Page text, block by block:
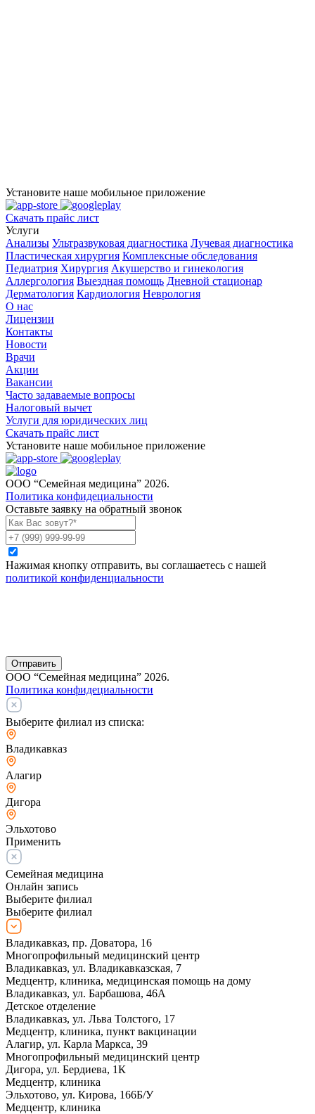
Установите наше мобильное приложение
Скачать прайс лист
Услуги
Анализы Ультразвуковая диагностика Лучевая диагностика
Пластическая хирургия Комплексные обследования
Педиатрия Хирургия Акушерство и гинекология
Аллергология Выездная помощь Дневной стационар
Дерматология Кардиология Неврология
О нас
Лицензии
Контакты
Новости
Врачи
Акции
Вакансии
Часто задаваемые вопросы
Налоговый вычет
Услуги для юридических лиц
Скачать прайс лист
Установите наше мобильное приложение
ООО “Семейная медицина” 2026.
Политика конфидециальности
Оставьте заявку на обратный звонок
Нажимая кнопку отправить, вы соглашаетесь с нашей
политикой конфиденциальности
Отправить
ООО “Семейная медицина” 2026.
Политика конфидециальности
Выберите филиал из списка:
Владикавказ
Алагир
Дигора
Эльхотово
Применить
Семейная медицина
Онлайн запись
Выберите филиал
Выберите филиал
Владикавказ, пр. Доватора, 16
Многопрофильный медицинский центр
Владикавказ, ул. Владикавказская, 7
Медцентр, клиника, медицинская помощь на дому
Владикавказ, ул. Барбашова, 46А
Детское отделение
Владикавказ, ул. Льва Толстого, 17
Медцентр, клиника, пункт вакцинации
Алагир, ул. Карла Маркса, 39
Многопрофильный медицинский центр
Дигора, ул. Бердиева, 1К
Медцентр, клиника
Эльхотово, ул. Кирова, 166Б/У
Медцентр, клиника